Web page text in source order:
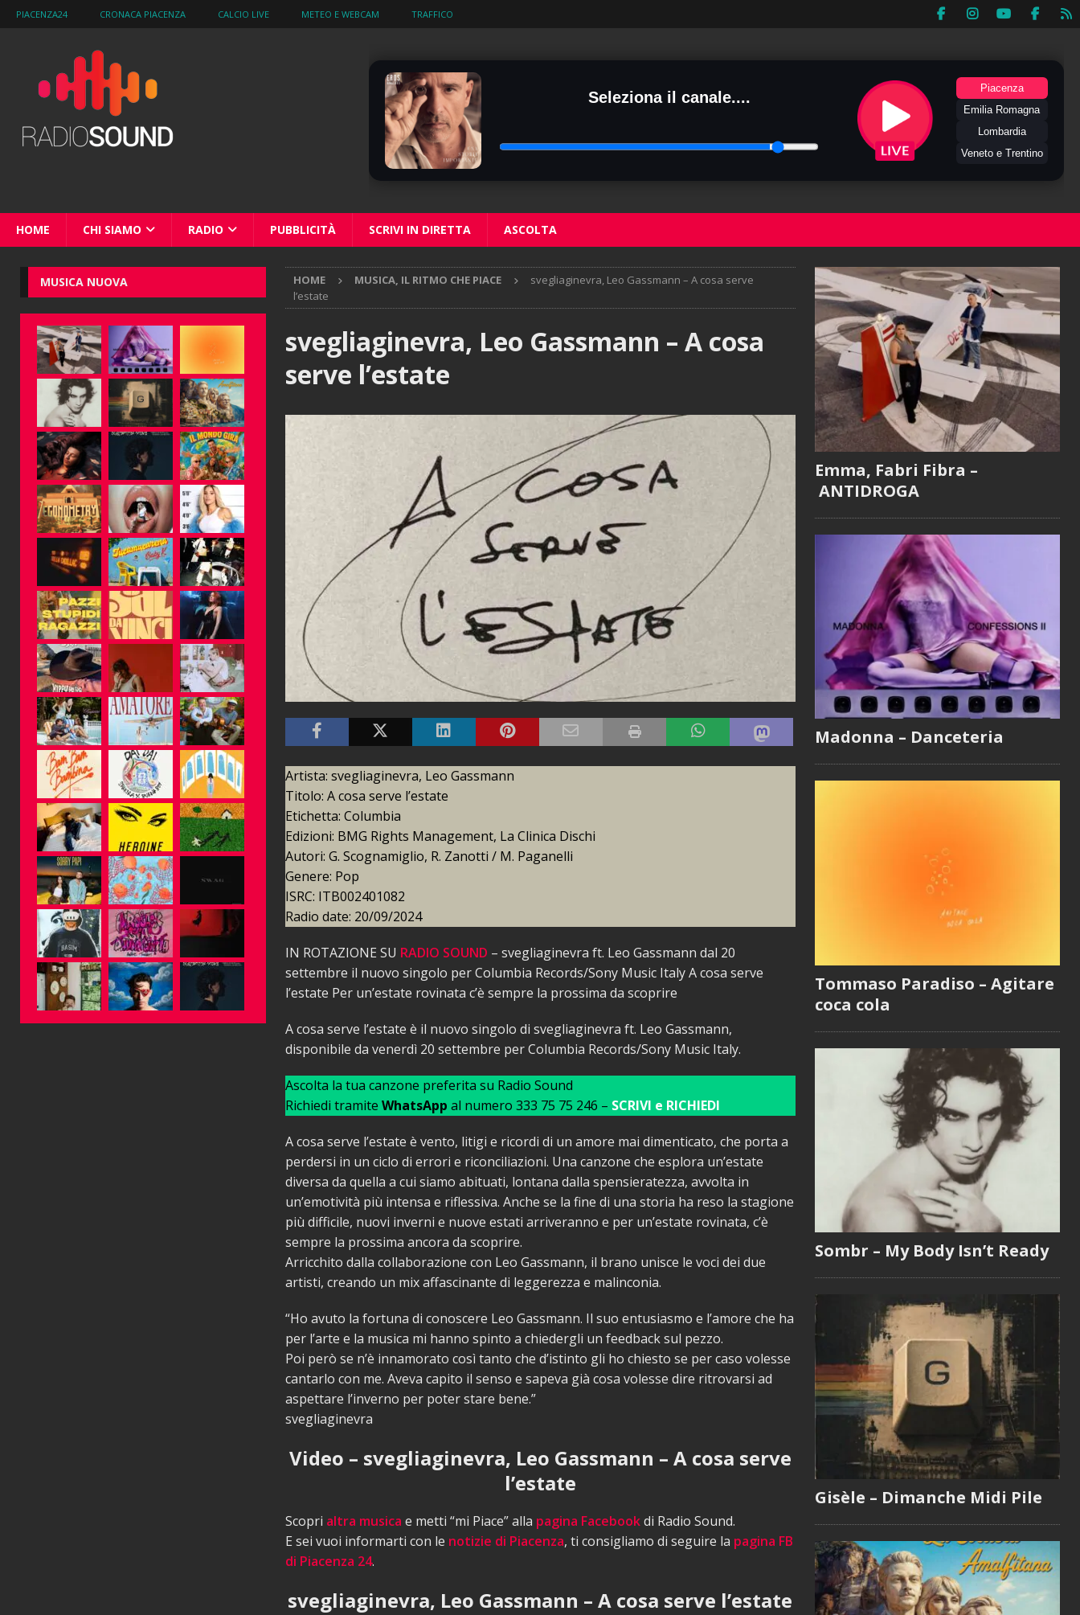
PIACENZA24 CRONACA PIACENZA CALCIO LIVE METEO E WEBCAM TRAFFICO
Seleziona il canale....
Piacenza
Emilia Romagna
Lombardia
Veneto e Trentino
HOME CHI SIAMO RADIO PUBBLICITÀ SCRIVI IN DIRETTA ASCOLTA
HOME MUSICA, IL RITMO CHE PIACE
svegliaginevra, Leo Gassmann – A cosa serve
l’estate
svegliaginevra, Leo Gassmann – A cosa
serve l’estate
Artista: svegliaginevra, Leo Gassmann
Titolo: A cosa serve l’estate
Etichetta: Columbia
Edizioni: BMG Rights Management, La Clinica Dischi
Autori: G. Scognamiglio, R. Zanotti / M. Paganelli
Genere: Pop
ISRC: ITB002401082
Radio date: 20/09/2024
IN ROTAZIONE SU RADIO SOUND – svegliaginevra ft. Leo Gassmann dal 20
settembre il nuovo singolo per Columbia Records/Sony Music Italy A cosa serve
l’estate Per un’estate rovinata c’è sempre la prossima da scoprire
A cosa serve l’estate è il nuovo singolo di svegliaginevra ft. Leo Gassmann,
disponibile da venerdì 20 settembre per Columbia Records/Sony Music Italy.
Ascolta la tua canzone preferita su Radio Sound
Richiedi tramite WhatsApp al numero 333 75 75 246 – SCRIVI e RICHIEDI
A cosa serve l’estate è vento, litigi e ricordi di un amore mai dimenticato, che porta a
perdersi in un ciclo di errori e riconciliazioni. Una canzone che esplora un’estate
diversa da quella a cui siamo abituati, lontana dalla spensieratezza, avvolta in
un’emotività più intensa e riflessiva. Anche se la fine di una storia ha reso la stagione
più difficile, nuovi inverni e nuove estati arriveranno e per un’estate rovinata, c’è
sempre la prossima ancora da scoprire.
Arricchito dalla collaborazione con Leo Gassmann, il brano unisce le voci dei due
artisti, creando un mix affascinante di leggerezza e malinconia.
“Ho avuto la fortuna di conoscere Leo Gassmann. Il suo entusiasmo e l’amore che ha
per l’arte e la musica mi hanno spinto a chiedergli un feedback sul pezzo.
Poi però se n’è innamorato così tanto che d’istinto gli ho chiesto se per caso volesse
cantarlo con me. Aveva capito il senso e sapeva già cosa volesse dire ritrovarsi ad
aspettare l’inverno per poter stare bene.”
svegliaginevra
Video – svegliaginevra, Leo Gassmann – A cosa serve
l’estate
Scopri altra musica e metti “mi Piace” alla pagina Facebookdi Radio Sound.
E sei vuoi informarti con le notizie di Piacenza, ti consigliamo di seguire la pagina FB
di Piacenza 24.
svegliaginevra, Leo Gassmann – A cosa serve l’estate
MUSICA NUOVA
Emma, Fabri Fibra –
ANTIDROGA
Madonna – Danceteria
Tommaso Paradiso – Agitare
coca cola
Sombr – My Body Isn’t Ready
Gisèle – Dimanche Midi Pile